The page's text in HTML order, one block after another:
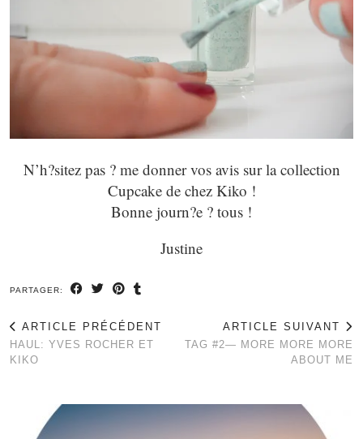
N’h?sitez pas ? me donner vos avis sur la collection
Cupcake de chez Kiko !
Bonne journ?e ? tous !
Justine
PARTAGER:
ARTICLE PRÉCÉDENT
HAUL: YVES ROCHER ET
KIKO
ARTICLE SUIVANT
TAG #2— MORE MORE MORE
ABOUT ME